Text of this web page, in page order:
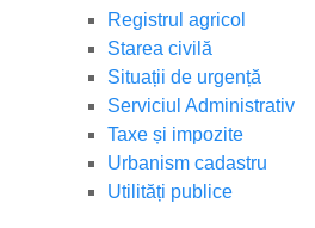
Registrul agricol
Starea civilă
Situații de urgență
Serviciul Administrativ
Taxe și impozite
Urbanism cadastru
Utilități publice